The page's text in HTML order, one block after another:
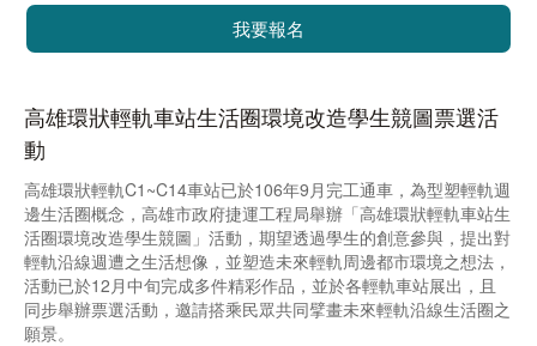
我要報名
高雄環狀輕軌車站生活圈環境改造學生競圖票選活
動
高雄環狀輕軌C1~C14車站已於106年9月完工通車，為型塑輕軌週
邊生活圈概念，高雄市政府捷運工程局舉辦「高雄環狀輕軌車站生
活圈環境改造學生競圖」活動，期望透過學生的創意參與，提出對
輕軌沿線週遭之生活想像，並塑造未來輕軌周邊都市環境之想法，
活動已於12月中旬完成多件精彩作品，並於各輕軌車站展出，且
同步舉辦票選活動，邀請搭乘民眾共同擘畫未來輕軌沿線生活圈之
願景。